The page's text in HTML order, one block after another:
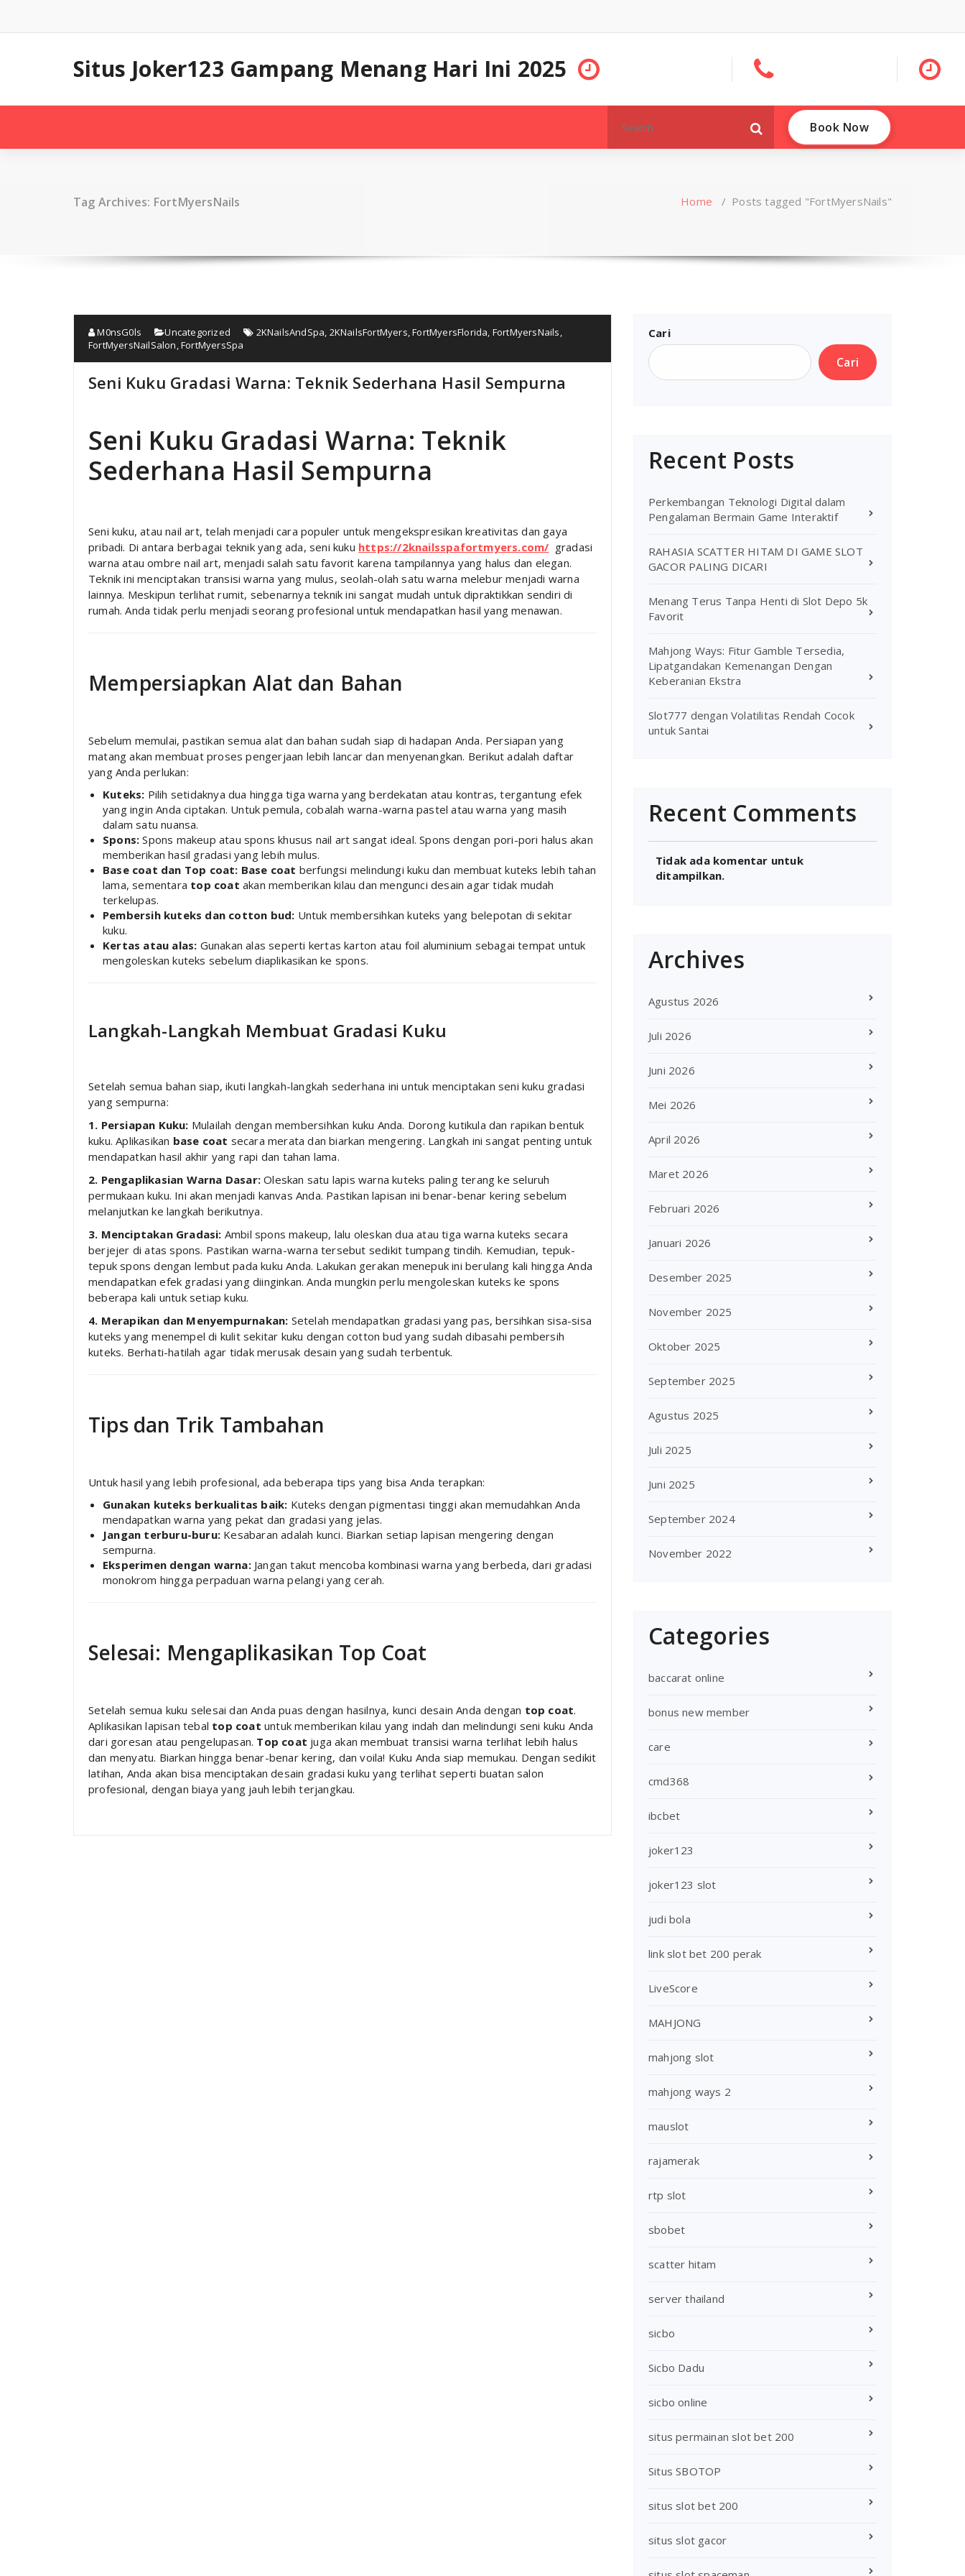
content
Situs Joker123 Gampang Menang Hari Ini 2025
for:
Book Now
Tag Archives: FortMyersNails Home / Posts tagged "FortMyersNails"
M0nsG0ls Uncategorized 2KNailsAndSpa, 2KNailsFortMyers,FortMyersFlorida, FortMyersNails,
FortMyersNailSalon,FortMyersSpa
Seni Kuku Gradasi Warna: Teknik Sederhana Hasil Sempurna
Seni Kuku Gradasi Warna: Teknik
Sederhana Hasil Sempurna
Seni kuku, atau nail art, telah menjadi cara populer untuk mengekspresikan kreativitas dan gaya
pribadi. Di antara berbagai teknik yang ada, seni kuku https://2knailsspafortmyers.com/ gradasi
warna atau ombre nail art, menjadi salah satu favorit karena tampilannya yang halus dan elegan.
Teknik ini menciptakan transisi warna yang mulus, seolah-olah satu warna melebur menjadi warna
lainnya. Meskipun terlihat rumit, sebenarnya teknik ini sangat mudah untuk dipraktikkan sendiri di
rumah. Anda tidak perlu menjadi seorang profesional untuk mendapatkan hasil yang menawan.
Mempersiapkan Alat dan Bahan
Sebelum memulai, pastikan semua alat dan bahan sudah siap di hadapan Anda. Persiapan yang
matang akan membuat proses pengerjaan lebih lancar dan menyenangkan. Berikut adalah daftar
yang Anda perlukan:
Kuteks: Pilih setidaknya dua hingga tiga warna yang berdekatan atau kontras, tergantung efek
yang ingin Anda ciptakan. Untuk pemula, cobalah warna-warna pastel atau warna yang masih
dalam satu nuansa.
Spons: Spons makeup atau spons khusus nail art sangat ideal. Spons dengan pori-pori halus akan
memberikan hasil gradasi yang lebih mulus.
Base coat dan Top coat: Base coat berfungsi melindungi kuku dan membuat kuteks lebih tahan
lama, sementara top coat akan memberikan kilau dan mengunci desain agar tidak mudah
terkelupas.
Pembersih kuteks dan cotton bud: Untuk membersihkan kuteks yang belepotan di sekitar
kuku.
Kertas atau alas: Gunakan alas seperti kertas karton atau foil aluminium sebagai tempat untuk
mengoleskan kuteks sebelum diaplikasikan ke spons.
Langkah-Langkah Membuat Gradasi Kuku
Setelah semua bahan siap, ikuti langkah-langkah sederhana ini untuk menciptakan seni kuku gradasi
yang sempurna:
1. Persiapan Kuku: Mulailah dengan membersihkan kuku Anda. Dorong kutikula dan rapikan bentuk
kuku. Aplikasikan base coat secara merata dan biarkan mengering. Langkah ini sangat penting untuk
mendapatkan hasil akhir yang rapi dan tahan lama.
2. Pengaplikasian Warna Dasar: Oleskan satu lapis warna kuteks paling terang ke seluruh
permukaan kuku. Ini akan menjadi kanvas Anda. Pastikan lapisan ini benar-benar kering sebelum
melanjutkan ke langkah berikutnya.
3. Menciptakan Gradasi: Ambil spons makeup, lalu oleskan dua atau tiga warna kuteks secara
berjejer di atas spons. Pastikan warna-warna tersebut sedikit tumpang tindih. Kemudian, tepuk-
tepuk spons dengan lembut pada kuku Anda. Lakukan gerakan menepuk ini berulang kali hingga Anda
mendapatkan efek gradasi yang diinginkan. Anda mungkin perlu mengoleskan kuteks ke spons
beberapa kali untuk setiap kuku.
4. Merapikan dan Menyempurnakan: Setelah mendapatkan gradasi yang pas, bersihkan sisa-sisa
kuteks yang menempel di kulit sekitar kuku dengan cotton bud yang sudah dibasahi pembersih
kuteks. Berhati-hatilah agar tidak merusak desain yang sudah terbentuk.
Tips dan Trik Tambahan
Untuk hasil yang lebih profesional, ada beberapa tips yang bisa Anda terapkan:
Gunakan kuteks berkualitas baik: Kuteks dengan pigmentasi tinggi akan memudahkan Anda
mendapatkan warna yang pekat dan gradasi yang jelas.
Jangan terburu-buru: Kesabaran adalah kunci. Biarkan setiap lapisan mengering dengan
sempurna.
Eksperimen dengan warna:Jangan takut mencoba kombinasi warna yang berbeda, dari gradasi
monokrom hingga perpaduan warna pelangi yang cerah.
Selesai: Mengaplikasikan Top Coat
Setelah semua kuku selesai dan Anda puas dengan hasilnya, kunci desain Anda dengan top coat.
Aplikasikan lapisan tebal top coat untuk memberikan kilau yang indah dan melindungi seni kuku Anda
dari goresan atau pengelupasan. Top coat juga akan membuat transisi warna terlihat lebih halus
dan menyatu. Biarkan hingga benar-benar kering, dan voila! Kuku Anda siap memukau. Dengan sedikit
latihan, Anda akan bisa menciptakan desain gradasi kuku yang terlihat seperti buatan salon
profesional, dengan biaya yang jauh lebih terjangkau.
Cari
Cari
Recent Posts
Perkembangan Teknologi Digital dalam
Pengalaman Bermain Game Interaktif
RAHASIA SCATTER HITAM DI GAME SLOT
GACOR PALING DICARI
Menang Terus Tanpa Henti di Slot Depo 5k
Favorit
Mahjong Ways: Fitur Gamble Tersedia,
Lipatgandakan Kemenangan Dengan
Keberanian Ekstra
Slot777 dengan Volatilitas Rendah Cocok
untuk Santai
Recent Comments
Tidak ada komentar untuk
ditampilkan.
Archives
Agustus 2026
Juli 2026
Juni 2026
Mei 2026
April 2026
Maret 2026
Februari 2026
Januari 2026
Desember 2025
November 2025
Oktober 2025
September 2025
Agustus 2025
Juli 2025
Juni 2025
September 2024
November 2022
Categories
baccarat online
bonus new member
care
cmd368
ibcbet
joker123
joker123 slot
judi bola
link slot bet 200 perak
LiveScore
MAHJONG
mahjong slot
mahjong ways 2
mauslot
rajamerak
rtp slot
sbobet
scatter hitam
server thailand
sicbo
Sicbo Dadu
sicbo online
situs permainan slot bet 200
Situs SBOTOP
situs slot bet 200
situs slot gacor